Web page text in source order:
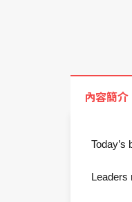
內容簡介
Leaders